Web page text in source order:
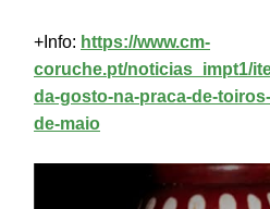
+Info: https://www.cm-
coruche.pt/noticias_impt1/
da-gosto-na-praca-de-
de-maio